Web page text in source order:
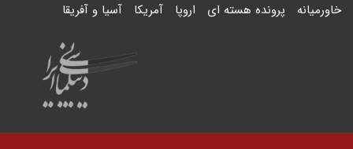
خاورمیانه پرونده هسته ای اروپا آمریکا آسیا و آفریقا